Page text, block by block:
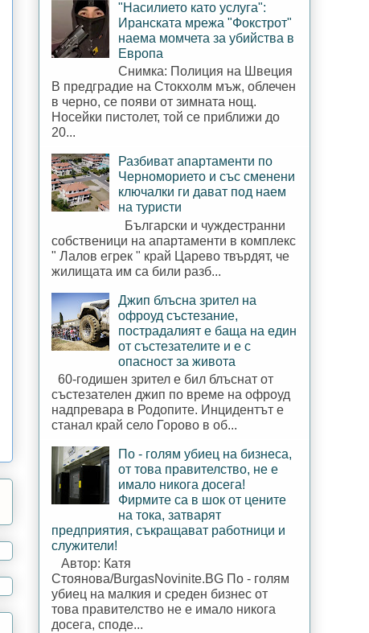
"Насилието като услуга":
Иранската мрежа "Фокстрот"
наема момчета за убийства в
Европа
Снимка: Полиция на Швеция
В предградие на Стокхолм мъж, облечен
в черно, се появи от зимната нощ.
Носейки пистолет, той се приближи до
20...
Разбиват апартаменти по
Черноморието и със сменени
ключалки ги дават под наем
на туристи
Български и чуждестранни
собственици на апартаменти в комплекс
" Лалов егрек " край Царево твърдят, че
жилищата им са били разб...
Джип блъсна зрител на
офроуд състезание,
пострадалият е баща на един
от състезателите и е с
опасност за живота
60-годишен зрител е бил блъснат от
състезателен джип по време на офроуд
надпревара в Родопите. Инцидентът е
станал край село Горово в об...
По - голям убиец на бизнеса,
от това правителство, не е
имало никога досега!
Фирмите са в шок от цените
на тока, затварят
предприятия, съкращават работници и
служители!
Автор: Катя
Стоянова/BurgasNovinite.BG По - голям
убиец на малкия и среден бизнес от
това правителство не е имало никога
досега, споде...